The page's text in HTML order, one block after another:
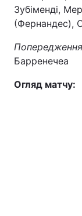
Зубіменді,
(Фернандес),
Попередження
Барренечеа
Огляд матчу: